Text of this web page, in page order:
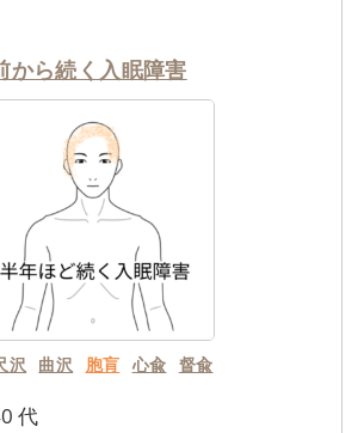
から続く入眠障害
沢 曲沢 胞肓 心兪 督兪
代